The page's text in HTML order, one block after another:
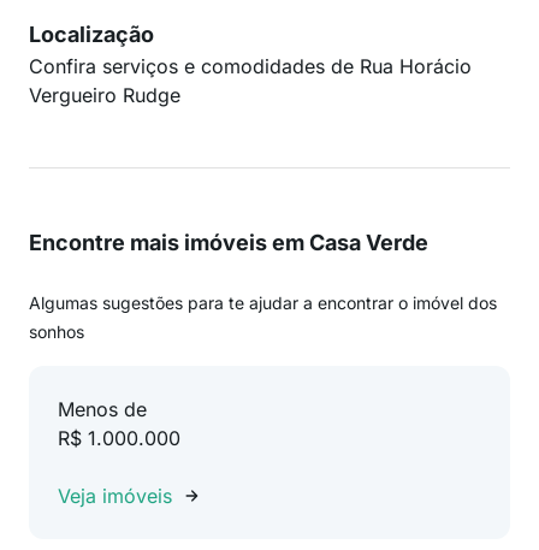
Localização
Confira serviços e comodidades de Rua Horácio
Vergueiro Rudge
Encontre mais imóveis em Casa Verde
Algumas sugestões para te ajudar a encontrar o imóvel dos
sonhos
Menos de
R$ 1.000.000
Veja imóveis